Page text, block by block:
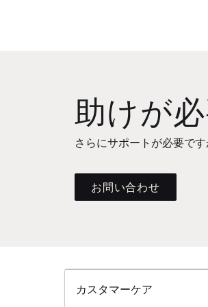
助けが
さらにサポートが必要で
お問い合わせ
カスタマーケア